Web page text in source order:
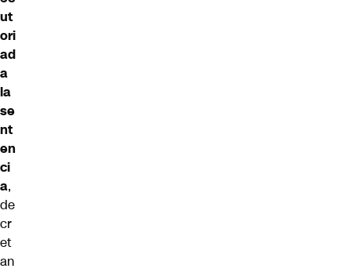
ut
ori
ad
a
la
se
nt
en
ci
a,
de
cr
et
an